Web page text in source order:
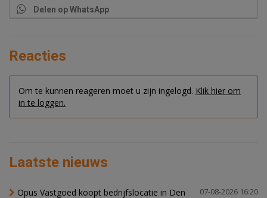
Delen op WhatsApp
Reacties
Om te kunnen reageren moet u zijn ingelogd. Klik hier om
in te loggen.
Laatste nieuws
07-08-2026 16:20
Opus Vastgoed koopt bedrijfslocatie in Den